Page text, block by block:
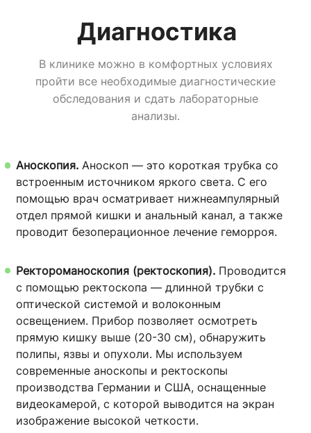
Диагностика
В клинике можно в комфортных условиях
пройти все необходимые диагностические
обследования и сдать лабораторные
анализы.
Аноскопия. Аноскоп — это короткая трубка со
встроенным источником яркого света. С его
помощью врач осматривает нижнеампулярный
отдел прямой кишки и анальный канал, а также
проводит безоперационное лечение геморроя.
Ректороманоскопия (ректоскопия). Проводится
с помощью ректоскопа — длинной трубки с
оптической системой и волоконным
освещением. Прибор позволяет осмотреть
прямую кишку выше (20-30 см), обнаружить
полипы, язвы и опухоли. Мы используем
современные аноскопы и ректоскопы
производства Германии и США, оснащенные
видеокамерой, с которой выводится на экран
изображение высокой четкости.